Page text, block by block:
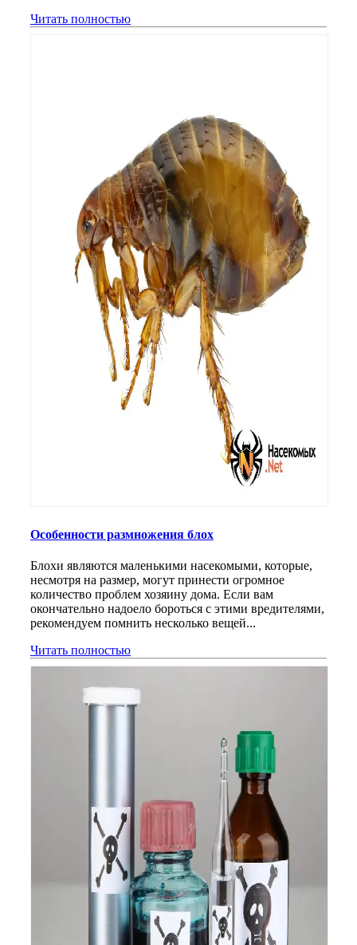
Читать полностью
Особенности размножения блох
Блохи являются маленькими насекомыми, которые,
несмотря на размер, могут принести огромное
количество проблем хозяину дома. Если вам
окончательно надоело бороться с этими вредителями,
рекомендуем помнить несколько вещей...
Читать полностью